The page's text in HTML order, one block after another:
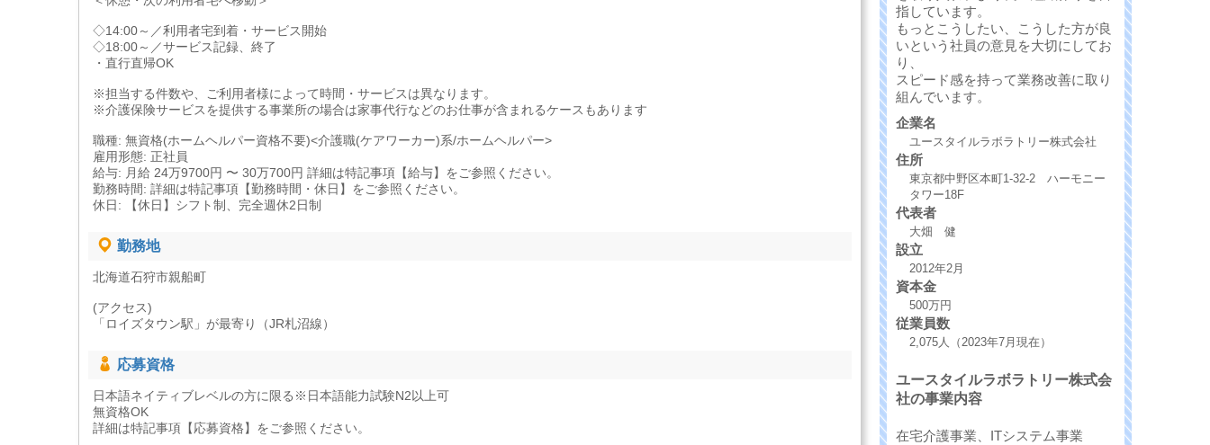
◇14:00～／利用者宅到着・サービス開始
◇18:00～／サービス記録、終了
・直行直帰OK
※担当する件数や、ご利用者様によって時間・サービスは異なります。
※介護保険サービスを提供する事業所の場合は家事代行などのお仕事が含まれるケースもあります
職種: 無資格(ホームヘルパー資格不要)<介護職(ケアワーカー)系/ホームヘルパー>
雇用形態: 正社員
給与: 月給 24万9700円 〜 30万700円 詳細は特記事項【給与】をご参照ください。
勤務時間: 詳細は特記事項【勤務時間・休日】をご参照ください。
休日: 【休日】シフト制、完全週休2日制
勤務地
北海道石狩市親船町
(アクセス)
「ロイズタウン駅」が最寄り（JR札沼線）
応募資格
日本語ネイティブレベルの方に限る※日本語能力試験N2以上可
無資格OK
詳細は特記事項【応募資格】をご参照ください。
指しています。
もっとこうしたい、こうした方が良
いという社員の意見を大切にしてお
り、
スピード感を持って業務改善に取り
組んでいます。
企業名
ユースタイルラボラトリー株式会社
住所
東京都中野区本町1-32-2 ハーモニー
タワー18F
代表者
大畑 健
設立
2012年2月
資本金
500万円
従業員数
2,075人（2023年7月現在）
ユースタイルラボラトリー株式会
社の事業内容
在宅介護事業、ITシステム事業